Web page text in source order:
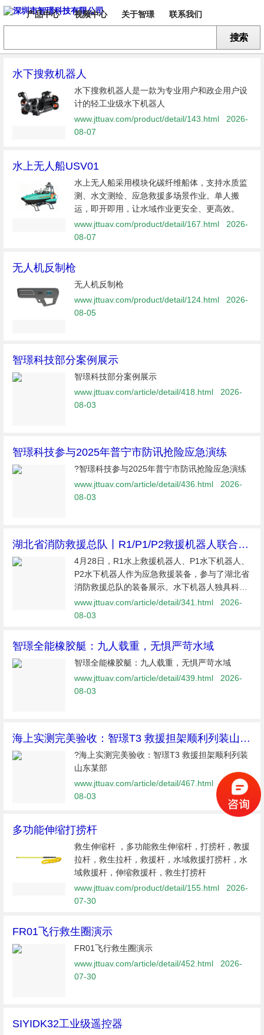
产品中心 视频中心 关于智璟 联系我们
搜索
水下搜救机器人
水下搜救机器人是一款为专业用户和政企用户设
计的轻工业级水下机器人
www.jttuav.com/product/detail/143.html
2026-
08-07
水上无人船USV01
水上无人船采用模块化碳纤维船体，支持水质监
测、水文测绘、应急救援多场景作业。单人搬
运，即开即用，让水域作业更安全、更高效。
www.jttuav.com/product/detail/167.html
2026-
08-07
无人机反制枪
无人机反制枪
www.jttuav.com/product/detail/124.html
2026-
08-05
智璟科技部分案例展示
智璟科技部分案例展示
www.jttuav.com/article/detail/418.html
2026-
08-03
​智璟科技参与2025年普宁市防讯抢险应急演练
?智璟科技参与2025年普宁市防讯抢险应急演练
www.jttuav.com/article/detail/436.html
2026-
08-03
湖北省消防救援总队丨R1/P1/P2救援机器人联合参
与总队装备展示4月28日，R1水上救援机器人、P1水下机器人、
P2水下机器人作为应急救援装备，参与了湖北省
消防救援总队的装备展示。水下机器人独具科技
感的外观造型和强大的搜索能力以及水上救援机
器人的救援特性，受到莅临领导的赞赏和肯定。
www.jttuav.com/article/detail/341.html
2026-
08-03
智璟全能橡胶艇：九人载重，无惧严苛水域
智璟全能橡胶艇：九人载重，无惧严苛水域
www.jttuav.com/article/detail/439.html
2026-
08-03
​海上实测完美验收：智璟T3 救援担架顺利列装山东
某部
?海上实测完美验收：智璟T3 救援担架顺利列装
山东某部
www.jttuav.com/article/detail/467.html
2026-
08-03
多功能伸缩打捞杆
救生伸缩杆 ，多功能救生伸缩杆，打捞杆，教援
拉杆，救生拉杆，救援杆，水域救援打捞杆，水
域救援杆，伸缩救援杆，救生打捞杆
www.jttuav.com/product/detail/155.html
2026-
07-30
FR01飞行救生圈演示
FR01飞行救生圈演示
www.jttuav.com/article/detail/452.html
2026-
07-30
SIYIDK32工业级遥控器